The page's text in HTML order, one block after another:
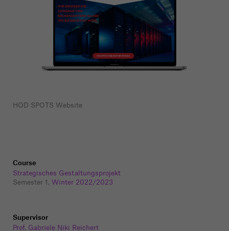
HOD SPOTS Website
Course
Strategisches Gestaltungsprojekt
Semester 1, Winter 2022/2023
Supervisor
Prof. Gabriele Niki Reichert